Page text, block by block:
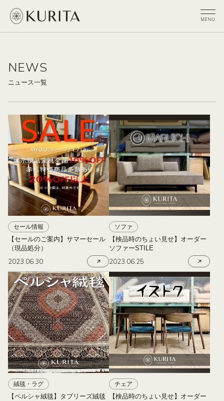
NEWS
ニュース一覧
セール情報
【セールのご案内】サマーセール
（現品処分）
2023.06.30
ソファ
【検品時のちょい見せ】オーダー
ソファーSTILE
2023.06.25
絨毯・ラグ
【ペルシャ絨毯】タブリーズ絨毯
チェア
【検品時のちょい見せ】オーダー